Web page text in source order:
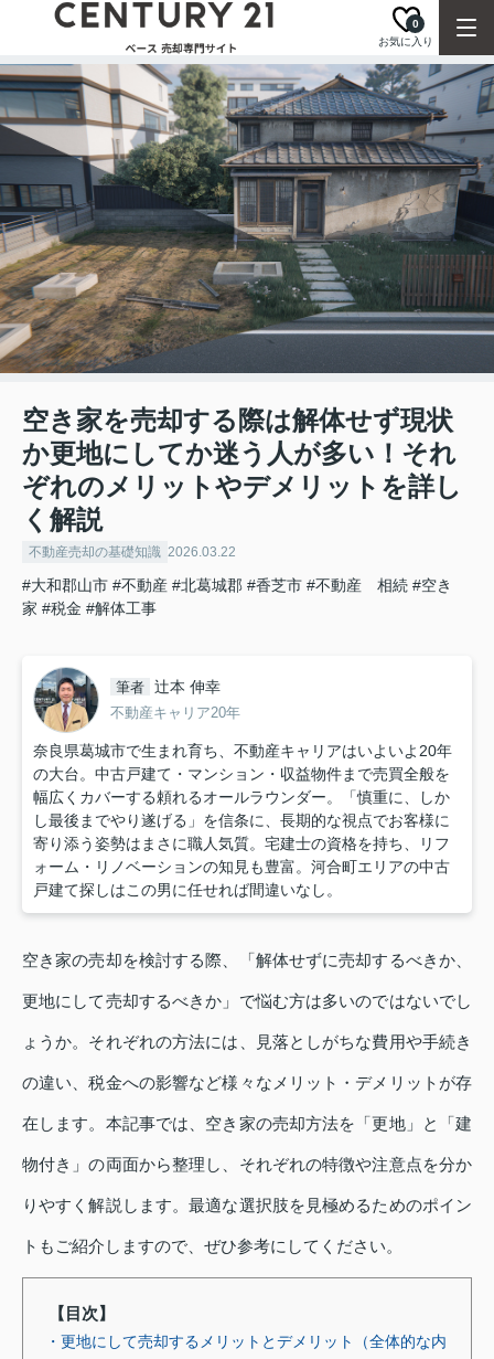
お気に入り
0
空き家を売却する際は解体せず現状
か更地にしてか迷う人が多い！それ
ぞれのメリットやデメリットを詳し
く解説
不動産売却の基礎知識 2026.03.22
#大和郡山市 #不動産 #北葛城郡 #香芝市 #不動産 相続 #空き
家 #税金 #解体工事
筆者 辻本 伸幸
不動産キャリア20年
奈良県葛城市で生まれ育ち、不動産キャリアはいよいよ20年
の大台。中古戸建て・マンション・収益物件まで売買全般を
幅広くカバーする頼れるオールラウンダー。「慎重に、しか
し最後までやり遂げる」を信条に、長期的な視点でお客様に
寄り添う姿勢はまさに職人気質。宅建士の資格を持ち、リフ
ォーム・リノベーションの知見も豊富。河合町エリアの中古
戸建て探しはこの男に任せれば間違いなし。
空き家の売却を検討する際、「解体せずに売却するべきか、
更地にして売却するべきか」で悩む方は多いのではないでし
ょうか。それぞれの方法には、見落としがちな費用や手続き
の違い、税金への影響など様々なメリット・デメリットが存
在します。本記事では、空き家の売却方法を「更地」と「建
物付き」の両面から整理し、それぞれの特徴や注意点を分か
りやすく解説します。最適な選択肢を見極めるためのポイン
トもご紹介しますので、ぜひ参考にしてください。
【目次】
・更地にして売却するメリットとデメリット（全体的な内